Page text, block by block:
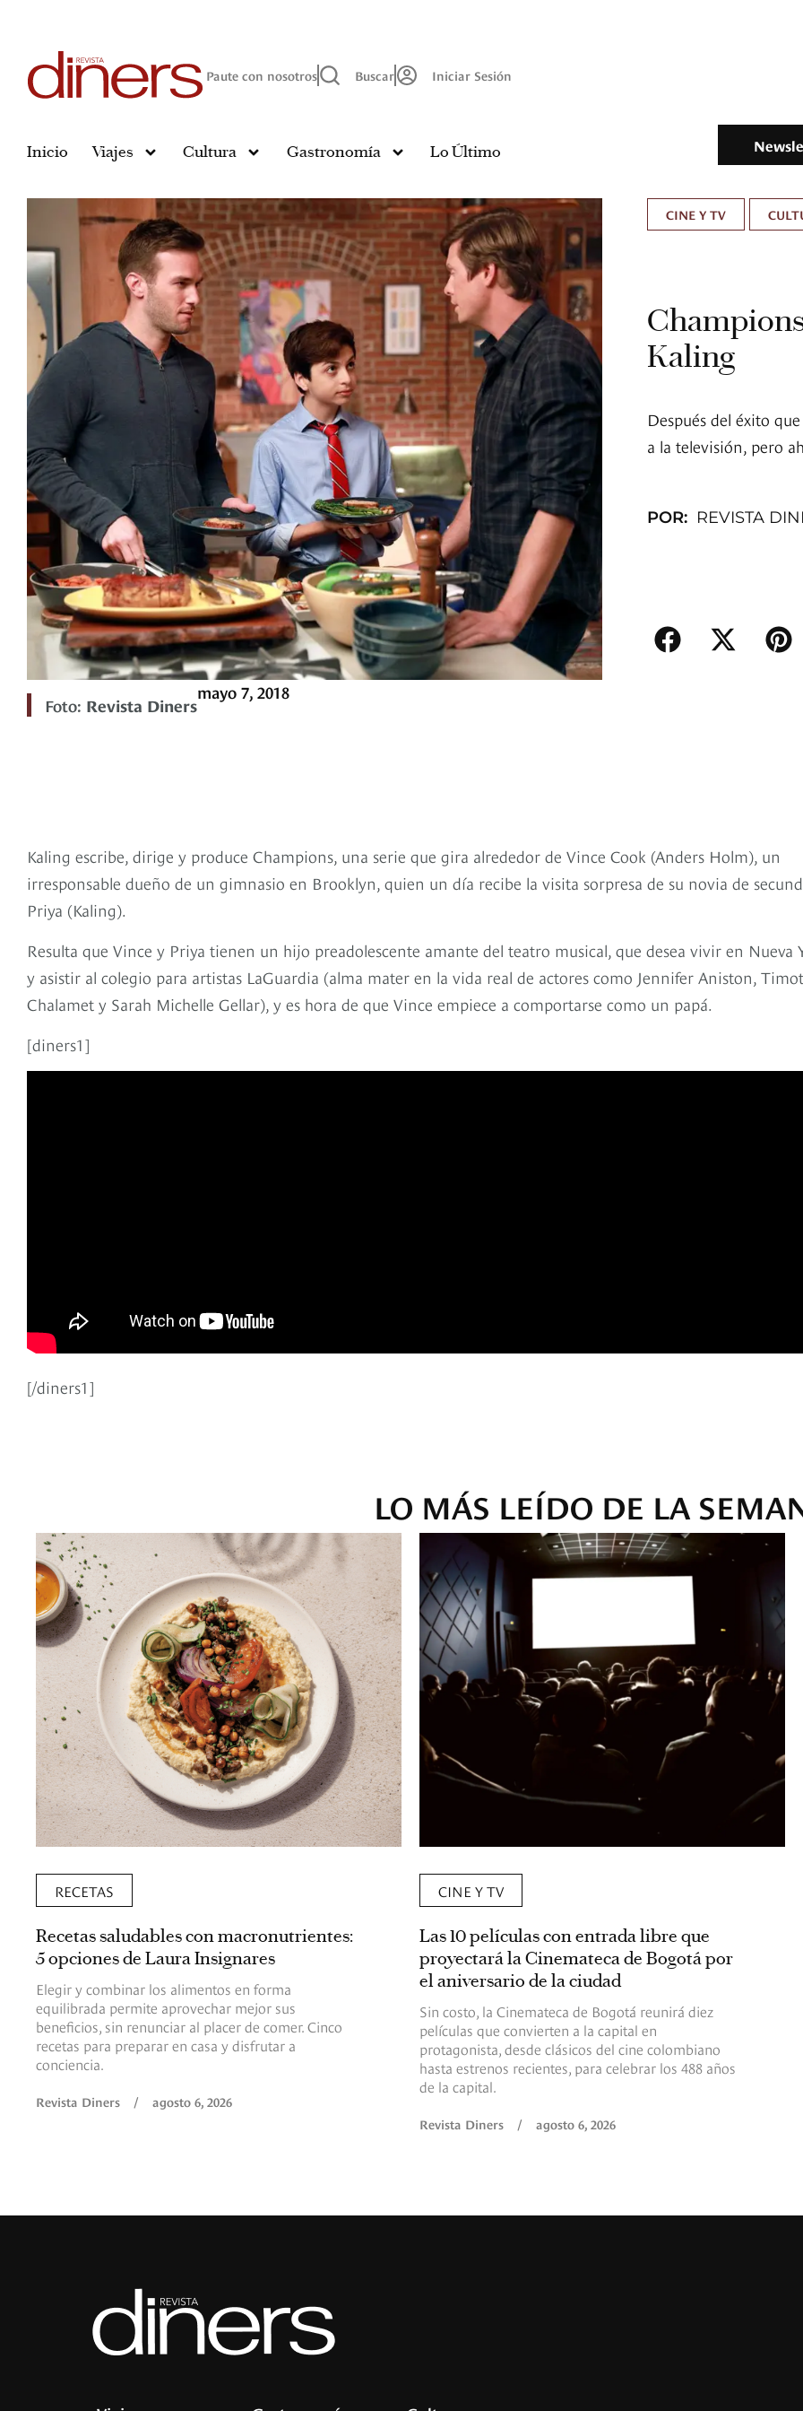
Paute con nosotros Buscar Iniciar Sesión
Inicio Viajes Cultura Gastronomía Lo Último
Foto: Revista Diners
mayo 7, 2018
CINE Y TV
Kaling
Después del éxito
a la televisión, pero
POR: REVISTA
Kaling escribe, dirige y produce Champions, una serie que gira alrededor de Vince Cook (Anders Holm), un
irresponsable dueño de un gimnasio en Brooklyn, quien un día recibe la visita sorpresa de su novia de
Priya (Kaling).
Resulta que Vince y Priya tienen un hijo preadolescente amante del teatro musical, que desea vivir en Nueva
y asistir al colegio para artistas LaGuardia (alma mater en la vida real de actores como Jennifer Aniston,
Chalamet y Sarah Michelle Gellar), y es hora de que Vince empiece a comportarse como un papá.
[diners1]
[/diners1]
LO MÁS LEÍDO DE LA
RECETAS
Recetas saludables con macronutrientes:
5 opciones de Laura Insignares
Elegir y combinar los alimentos en forma
equilibrada permite aprovechar mejor sus
beneficios, sin renunciar al placer de comer. Cinco
recetas para preparar en casa y disfrutar a
conciencia.
Revista Diners / agosto 6, 2026
CINE Y TV
Las 10 películas con entrada libre que
proyectará la Cinemateca de Bogotá por
el aniversario de la ciudad
Sin costo, la Cinemateca de Bogotá reunirá diez
películas que convierten a la capital en
protagonista, desde clásicos del cine colombiano
hasta estrenos recientes, para celebrar los 488 años
de la capital.
Revista Diners / agosto 6, 2026